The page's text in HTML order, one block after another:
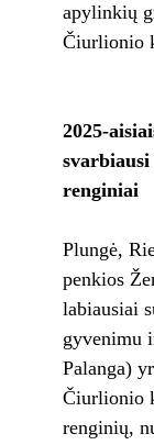
apylinkių
Čiurlionio
2025-
renginiai
Plungė,
penkios
labiausiai
gyvenimu
Palanga)
Čiurlionio
renginių,